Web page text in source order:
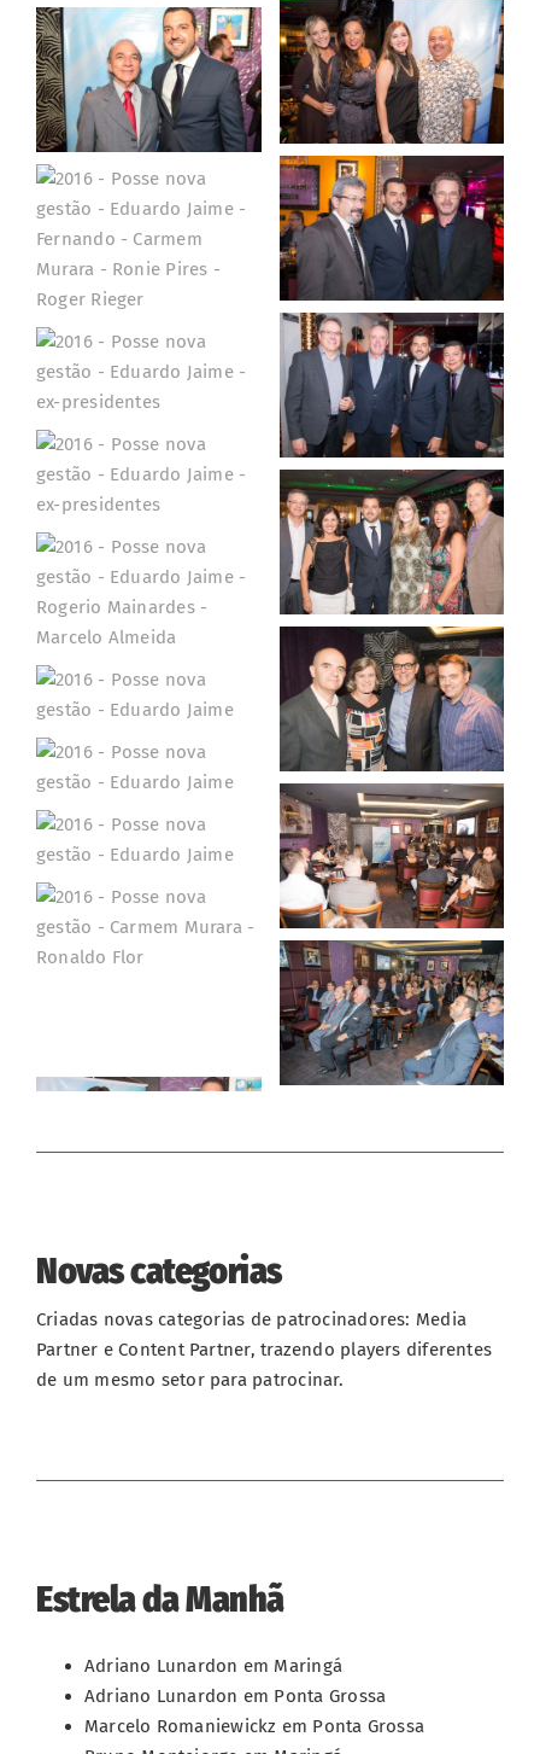
Novas categorias
Criadas novas categorias de patrocinadores: Media
Partner e Content Partner, trazendo players diferentes
de um mesmo setor para patrocinar.
Estrela da Manhã
Adriano Lunardon em Maringá
Adriano Lunardon em Ponta Grossa
Marcelo Romaniewickz em Ponta Grossa